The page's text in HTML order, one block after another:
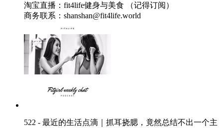
淘宝直播：fit4life健身与美食 （记得订阅）
商务联系：shanshan@fit4life.world
522 - 最近的生活点滴｜抓耳挠腮，竟然总结不出一个主